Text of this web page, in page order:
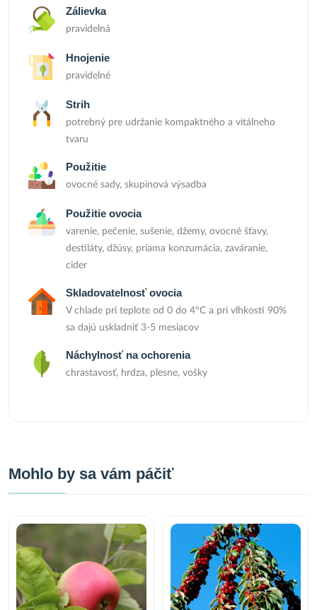
Zálievka
pravidelná
Hnojenie
pravidelné
Strih
potrebný pre udržanie kompaktného a vitálneho
tvaru
Použitie
ovocné sady, skupinová výsadba
Použitie ovocia
varenie, pečenie, sušenie, džemy, ovocné šťavy,
destiláty, džúsy, priama konzumácia, zaváranie,
cider
Skladovatelnosť ovocia
V chlade pri teplote od 0 do 4°C a pri vlhkosti 90%
sa dajú uskladniť 3-5 mesiacov
Náchylnosť na ochorenia
chrastavosť, hrdza, plesne, vošky
Mohlo by sa vám páčiť